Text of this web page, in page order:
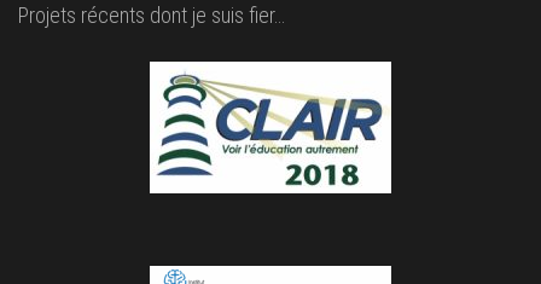
Projets récents dont je suis fier…